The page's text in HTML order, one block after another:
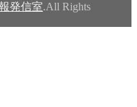
発信室.All Rights